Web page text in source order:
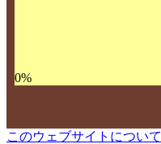
0%
このウェブサイトについて